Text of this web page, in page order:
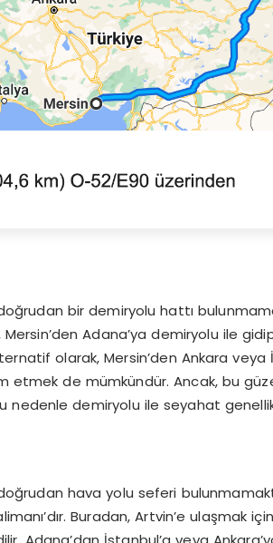
bir demiryolu hattı
Adana’ya demiryolu ile
olarak, Mersin’den Ankara
etmek de mümkündür. Ancak, bu
nedenle demiryolu ile seyahat
hava yolu seferi
Buradan, Artvin’e ulaşmak